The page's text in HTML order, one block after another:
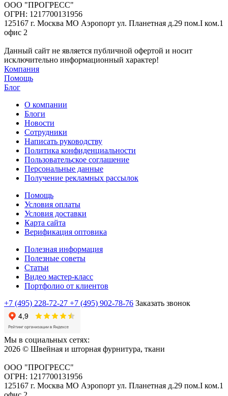
ООО "ПРОГРЕСС"
ОГРН: 1217700131956
125167 г. Москва МО Аэропорт ул. Планетная д.29 пом.I ком.1
офис 2
Данный сайт не является публичной офертой и носит
исключительно информационный характер!
Компания
Помощь
Блог
О компании
Блоги
Новости
Сотрудники
Написать руководству
Политика конфиденциальности
Пользовательское соглашение
Персональные данные
Получение рекламных рассылок
Помощь
Условия оплаты
Условия доставки
Карта сайта
Верификация оптовика
Полезная информация
Полезные советы
Статьи
Видео мастер-класс
Портфолио от клиентов
+7 (495) 228-72-27 +7 (495) 902-78-76 Заказать звонок
Мы в социальных сетях:
2026 © Швейная и шторная фурнитура, ткани
ООО "ПРОГРЕСС"
ОГРН: 1217700131956
125167 г. Москва МО Аэропорт ул. Планетная д.29 пом.I ком.1